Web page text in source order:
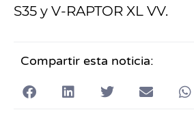
S35 y V-RAPTOR XL VV.
Compartir esta noticia: